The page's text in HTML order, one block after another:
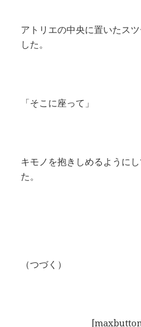
アトリエの中央に置いたス
した。
「そこに座って」
キモノを抱きしめるように
た。
（つづく）